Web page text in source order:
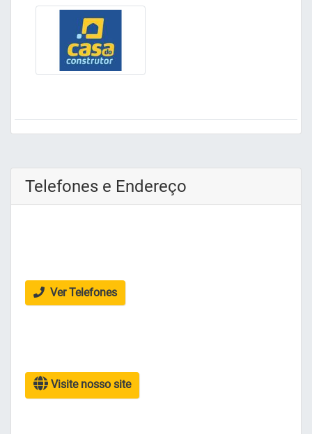
Telefones e Endereço
Ver Telefones
Visite nosso site